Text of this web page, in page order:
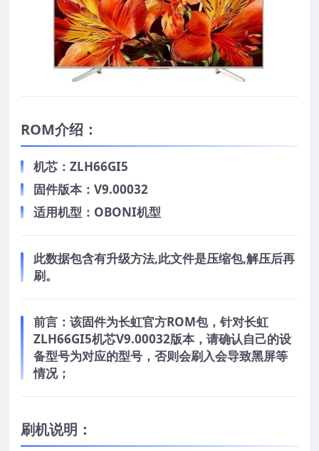
ROM介绍：
机芯：ZLH66GI5
固件版本：V9.00032
适用机型：OBONI机型
此数据包含有升级方法,此文件是压缩包,解压后再
刷。
前言： 该固件为长虹官方ROM包，针对长虹
ZLH66GI5机芯V9.00032版本，请确认自己的设
备型号为对应的型号，否则会刷入会导致黑屏等
情况；
刷机说明：